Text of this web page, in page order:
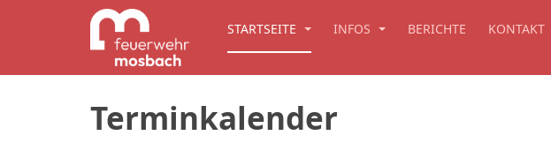
STARTSEITE INFOS BERICHTE KONTAKT
Terminkalender